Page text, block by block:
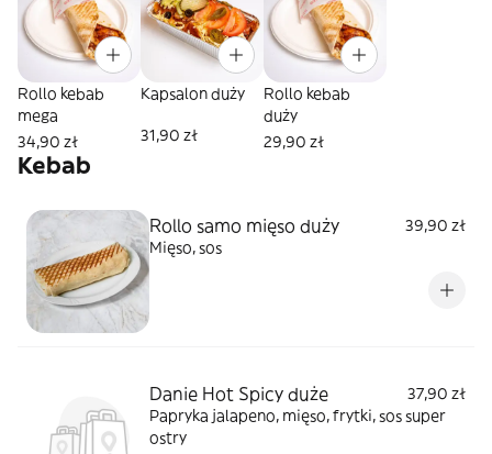
Rollo kebab
mega
34,90 zł
Kapsalon duży
31,90 zł
Rollo kebab
duży
29,90 zł
Kebab
Rollo samo mięso duży
39,90 zł
Mięso, sos
Danie Hot Spicy duże
37,90 zł
Papryka jalapeno, mięso, frytki, sos super
ostry